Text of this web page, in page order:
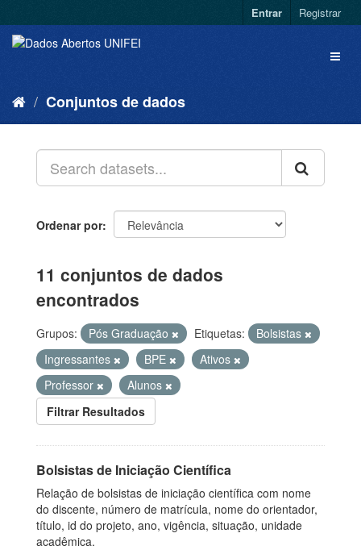
Entrar Registrar
Conjuntos de dados
Ordenar por
11 conjuntos de dados
encontrados
Grupos: Pós Graduação Etiquetas:
Bolsistas
Ingressantes
BPE
Ativos
Professor
Alunos
Filtrar Resultados
Bolsistas de Iniciação Científica
Relação de bolsistas de iniciação científica com nome
do discente, número de matrícula, nome do orientador,
título, id do projeto, ano, vigência, situação, unidade
acadêmica.